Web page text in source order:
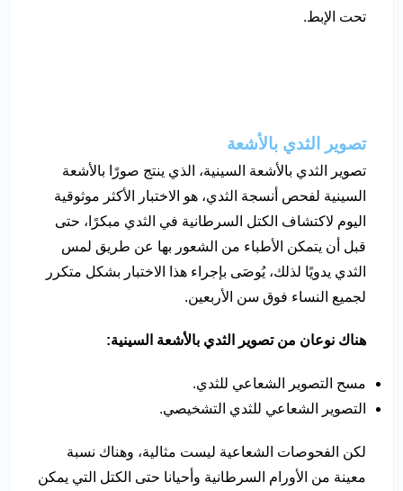
تحت الإبط.
تصوير الثدي بالأشعة
تصوير الثدي بالأشعة السينية، الذي ينتج صورًا بالأشعة
السينية لفحص أنسجة الثدي، هو الاختبار الأكثر موثوقية
اليوم لاكتشاف الكتل السرطانية في الثدي مبكرًا، حتى
قبل أن يتمكن الأطباء من الشعور بها عن طريق لمس
الثدي يدويًا لذلك، يُوصَى بإجراء هذا الاختبار بشكل متكرر
لجميع النساء فوق سن الأربعين.
هناك نوعان من تصوير الثدي بالأشعة السينية:
مسح التصوير الشعاعي للثدي.
التصوير الشعاعي للثدي التشخيصي.
لكن الفحوصات الشعاعية ليست مثالية، وهناك نسبة
معينة من الأورام السرطانية وأحيانا حتى الكتل التي يمكن